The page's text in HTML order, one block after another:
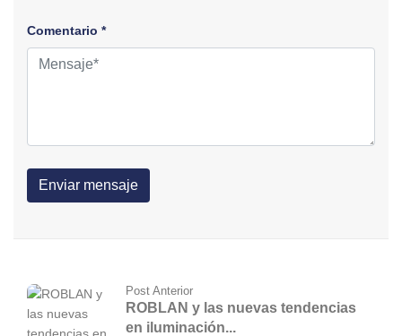
Comentario *
Post Anterior
ROBLAN y las nuevas tendencias
en iluminación...